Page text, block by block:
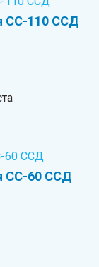
СС-110 ССД
СС-60 ССД